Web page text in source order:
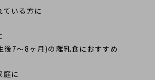
いる方に
7～8ヶ月)の離乳食におすすめ
に